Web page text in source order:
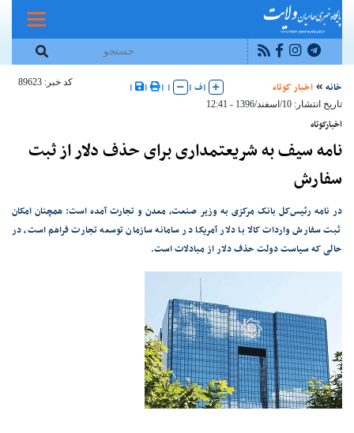
خانه اخبار کوتاه |ف |
|
|
|
|
کد خبر: 89623
تاریخ انتشار: 10/اسفند/1396 - 12:41
اخبارکوتاه
نامه سیف به شریعتمداری برای حذف دلار از ثبت
سفارش
در نامه رئیس‌کل بانک مرکزی به وزیر صنعت، معدن و تجارت آمده است: همچنان امکان
ثبت سفارش واردات کالا با دلار آمریکا در سامانه سازمان توسعه تجارت فراهم است، در
حالی که سیاست دولت حذف دلار از مبادلات است.